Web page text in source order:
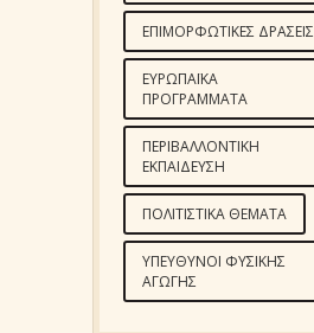
ΕΠΙΜΟΡΦΩΤΙΚΈΣ ΔΡΆΣΕΙΣ
ΕΥΡΩΠΑΪΚΆ
ΠΡΟΓΡΆΜΜΑΤΑ
ΠΕΡΙΒΑΛΛΟΝΤΙΚΉ
ΕΚΠΑΊΔΕΥΣΗ
ΠΟΛΙΤΙΣΤΙΚΆ ΘΈΜΑΤΑ
ΥΠΕΎΘΥΝΟΙ ΦΥΣΙΚΉΣ
ΑΓΩΓΉΣ